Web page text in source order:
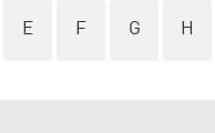
E F G H